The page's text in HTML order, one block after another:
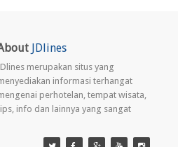
JDlines
merupakan situs yang
informasi terhangat
perhotelan, tempat wisata,
info dan lainnya yang sangat